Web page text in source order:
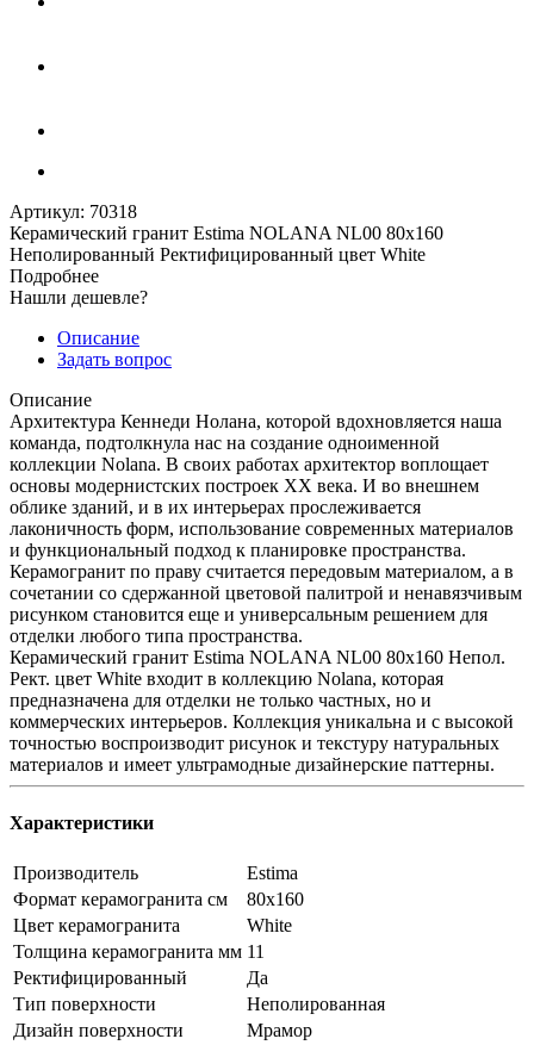
Артикул: 70318
Керамический гранит Estima NOLANA NL00 80x160
Неполированный Ректифицированный цвет White
Подробнее
Нашли дешевле?
Описание
Задать вопрос
Описание
Архитектура Кеннеди Нолана, которой вдохновляется наша
команда, подтолкнула нас на создание одноименной
коллекции Nolana. В своих работах архитектор воплощает
основы модернистских построек ХХ века. И во внешнем
облике зданий, и в их интерьерах прослеживается
лаконичность форм, использование современных материалов
и функциональный подход к планировке пространства.
Керамогранит по праву считается передовым материалом, а в
сочетании со сдержанной цветовой палитрой и ненавязчивым
рисунком становится еще и универсальным решением для
отделки любого типа пространства.
Керамический гранит Estima NOLANA NL00 80x160 Непол.
Рект. цвет White входит в коллекцию Nolana, которая
предназначена для отделки не только частных, но и
коммерческих интерьеров. Коллекция уникальна и с высокой
точностью воспроизводит рисунок и текстуру натуральных
материалов и имеет ультрамодные дизайнерские паттерны.
Характеристики
Производитель
Estima
Формат керамогранита см
80х160
Цвет керамогранита
White
Толщина керамогранита мм 11
Ректифицированный
Да
Тип поверхности
Неполированная
Дизайн поверхности
Мрамор